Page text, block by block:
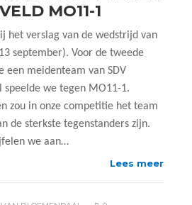
MO11-1
het verslag van de wedstrijd van
september). Voor de tweede
een meidenteam van SDV
speelde we tegen MO11-1.
zou in onze competitie het team
de sterkste tegenstanders zijn.
we aan…
Lees meer